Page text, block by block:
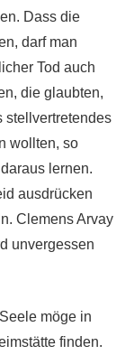
Dass die
darf man
Tod auch
die glaubten,
stellvertretendes
wollten, so
lernen.
ausdrücken
Clemens Arvay
unvergessen
möge in
finden.